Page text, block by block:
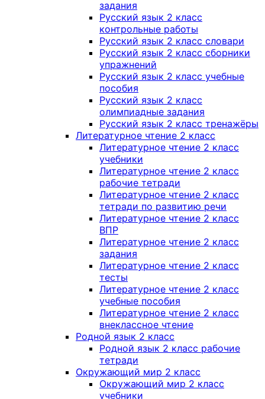
задания
Русский язык 2 класс
контрольные работы
Русский язык 2 класс словари
Русский язык 2 класс сборники
упражнений
Русский язык 2 класс учебные
пособия
Русский язык 2 класс
олимпиадные задания
Русский язык 2 класс тренажёры
Литературное чтение 2 класс
Литературное чтение 2 класс
учебники
Литературное чтение 2 класс
рабочие тетради
Литературное чтение 2 класс
тетради по развитию речи
Литературное чтение 2 класс
ВПР
Литературное чтение 2 класс
задания
Литературное чтение 2 класс
тесты
Литературное чтение 2 класс
учебные пособия
Литературное чтение 2 класс
внеклассное чтение
Родной язык 2 класс
Родной язык 2 класс рабочие
тетради
Окружающий мир 2 класс
Окружающий мир 2 класс
учебники